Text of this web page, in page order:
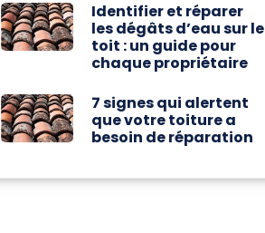
Identifier et réparer
les dégâts d’eau sur le
toit : un guide pour
chaque propriétaire
7 signes qui alertent
que votre toiture a
besoin de réparation